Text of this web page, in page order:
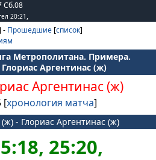
Сб.08
20:21 ,
- Прошедшие [список]
Метрополитана. Примера.
Аргентинас (ж)
Аргентинас (ж)
[хронология матча]
- Глориас Аргентинас (ж)
25:20,